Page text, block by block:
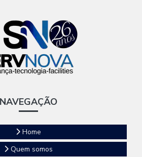
NAVEGAÇÃO
Home
Quem somos